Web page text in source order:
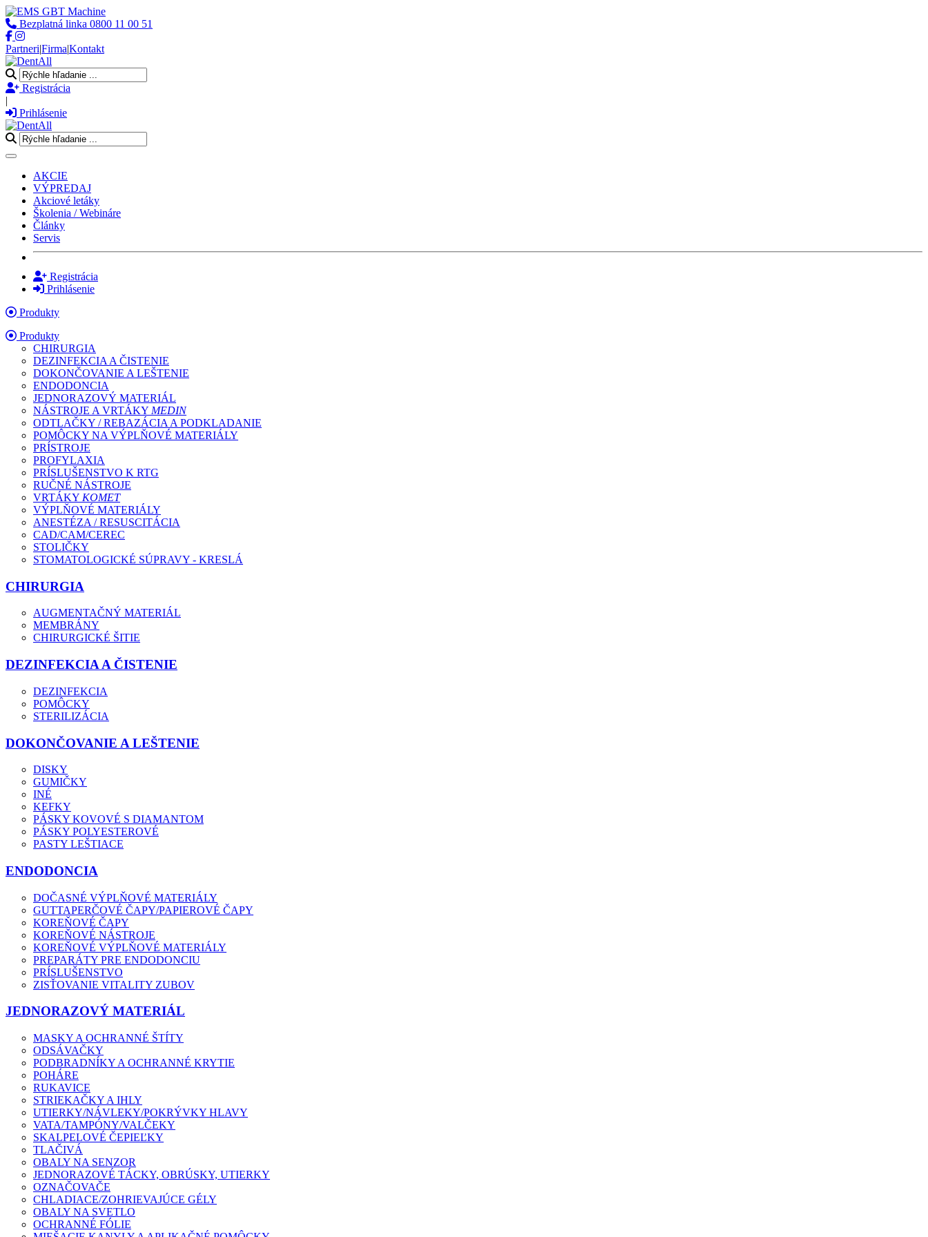
Bezplatná linka 0800 11 00 51
Partneri|Firma|Kontakt
Registrácia
|
Prihlásenie
Toggle navigation
AKCIE
VÝPREDAJ
Akciové letáky
Školenia / Webináre
Články
Servis
Registrácia
Prihlásenie
Produkty
Produkty
CHIRURGIA
DEZINFEKCIA A ČISTENIE
DOKONČOVANIE A LEŠTENIE
ENDODONCIA
JEDNORAZOVÝ MATERIÁL
NÁSTROJE A VRTÁKY MEDIN
ODTLAČKY / REBAZÁCIA A PODKLADANIE
POMÔCKY NA VÝPLŇOVÉ MATERIÁLY
PRÍSTROJE
PROFYLAXIA
PRÍSLUŠENSTVO K RTG
RUČNÉ NÁSTROJE
VRTÁKY KOMET
VÝPLŇOVÉ MATERIÁLY
ANESTÉZA / RESUSCITÁCIA
CAD/CAM/CEREC
STOLIČKY
STOMATOLOGICKÉ SÚPRAVY - KRESLÁ
CHIRURGIA
AUGMENTAČNÝ MATERIÁL
MEMBRÁNY
CHIRURGICKÉ ŠITIE
DEZINFEKCIA A ČISTENIE
DEZINFEKCIA
POMÔCKY
STERILIZÁCIA
DOKONČOVANIE A LEŠTENIE
DISKY
GUMIČKY
INÉ
KEFKY
PÁSKY KOVOVÉ S DIAMANTOM
PÁSKY POLYESTEROVÉ
PASTY LEŠTIACE
ENDODONCIA
DOČASNÉ VÝPLŇOVÉ MATERIÁLY
GUTTAPERČOVÉ ČAPY/PAPIEROVÉ ČAPY
KOREŇOVÉ ČAPY
KOREŇOVÉ NÁSTROJE
KOREŇOVÉ VÝPLŇOVÉ MATERIÁLY
PREPARÁTY PRE ENDODONCIU
PRÍSLUŠENSTVO
ZISŤOVANIE VITALITY ZUBOV
JEDNORAZOVÝ MATERIÁL
MASKY A OCHRANNÉ ŠTÍTY
ODSÁVAČKY
PODBRADNÍKY A OCHRANNÉ KRYTIE
POHÁRE
RUKAVICE
STRIEKAČKY A IHLY
UTIERKY/NÁVLEKY/POKRÝVKY HLAVY
VATA/TAMPÓNY/VALČEKY
SKALPELOVÉ ČEPIEĽKY
TLAČIVÁ
OBALY NA SENZOR
JEDNORAZOVÉ TÁCKY, OBRÚSKY, UTIERKY
OZNAČOVAČE
CHLADIACE/ZOHRIEVAJÚCE GÉLY
OBALY NA SVETLO
OCHRANNÉ FÓLIE